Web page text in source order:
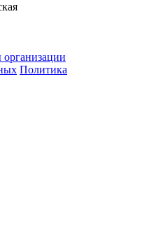
организации
Политика